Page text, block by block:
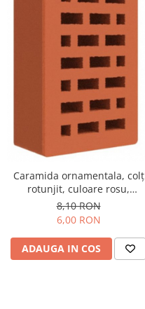
Caramida ornamentala, colț
rotunjit, culoare rosu,
250x120x65
8,10 RON
6,00 RON
ADAUGA IN COS